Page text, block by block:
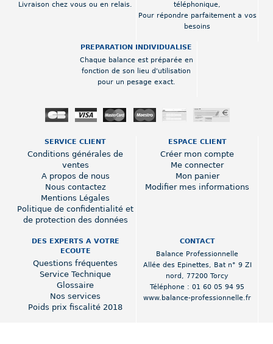
Livraison chez vous ou en relais.
téléphonique,
Pour répondre parfaitement a vos
besoins
PREPARATION INDIVIDUALISE
Chaque balance est préparée en
fonction de son lieu d'utilisation
pour un pesage exact.
SERVICE CLIENT
Conditions générales de
ventes
A propos de nous
Nous contactez
Mentions Légales
Politique de confidentialité et
de protection des données
ESPACE CLIENT
Créer mon compte
Me connecter
Mon panier
Modifier mes informations
DES EXPERTS A VOTRE
ECOUTE
Questions fréquentes
Service Technique
Glossaire
Nos services
Poids prix fiscalité 2018
CONTACT
Balance Professionnelle
Allée des Epinettes, Bat n° 9 ZI
nord , 77200 Torcy
Téléphone : 01 60 05 94 95
www.balance-professionnelle.fr